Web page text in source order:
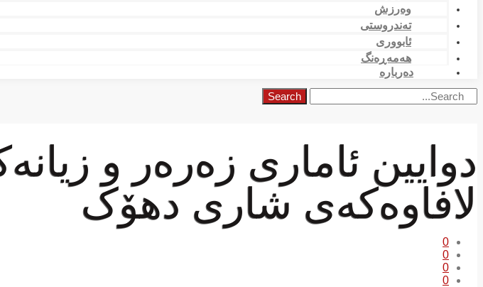
وەرزش
تەندروستی
ئابووری
هەمەڕەنگ
دەربارە
Search
دوایین ئامارى زەرەر و
لافاوەکەى شارى دهۆک
0
0
0
0